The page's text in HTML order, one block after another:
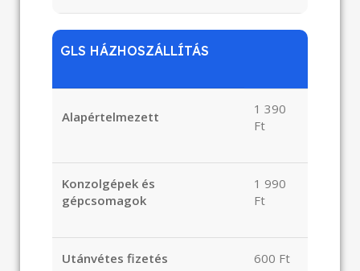
GLS HÁZHOSZÁLLÍTÁS
Alapértelmezett
1 390
Ft
Konzolgépek és
gépcsomagok
1 990
Ft
Utánvétes fizetés 600 Ft